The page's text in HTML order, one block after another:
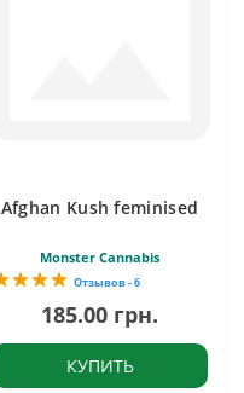
Afghan Kush feminised
Monster Cannabis
Отзывов - 6
185.00 грн.
КУПИТЬ